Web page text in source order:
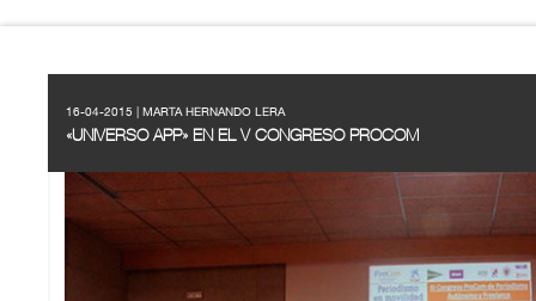
16-04-2015 | MARTA HERNANDO LERA
«UNIVERSO APP» EN EL V CONGRESO PROCOM